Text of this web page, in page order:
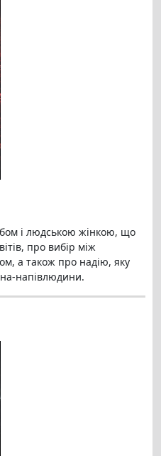
і людською жінкою, що
про вибір між
а також про надію, яку
напівлюдини.